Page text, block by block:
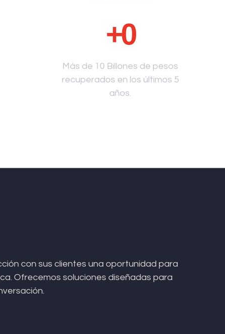
+0
Más de 10 Billones de pesos
recuperados en los últimos 5
años.
con sus clientes una oportunidad para
Ofrecemos soluciones diseñadas para